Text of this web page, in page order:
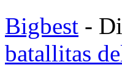
Bigbest -
batallitas